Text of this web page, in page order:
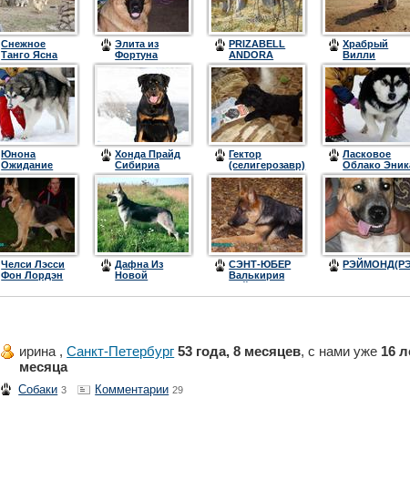
Снежное
Танго Ясна
Алина
Элита из
Фортуна
Мерди
PRIZABELL
ANDORA
ELISON
Храбрый
Вилли
Юнона
Ожидание
Весны
Хонда Прайд
Сибириа
Гектор
(селигерозавр)
Ласковое
Облако
Жемчужина
Севера
Челси Лэсси
Фон Лордэн
Дафна Из
Новой
СЭНТ-ЮБЕР
Валькирия
Файер
ирина ,Санкт-Петербург 53 года, 8 месяцев, с нами уже 16
месяца
Собаки 3 Комментарии 29